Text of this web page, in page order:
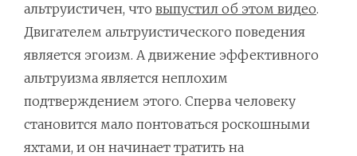
альтруистичен, что выпустил об этом видео.
Двигателем альтруистического поведения
является эгоизм. А движение эффективного
альтруизма является неплохим
подтверждением этого. Сперва человеку
становится мало понтоваться роскошными
яхтами, и он начинает тратить на